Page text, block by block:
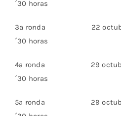
´30 horas
3ª ronda 22
´30 horas
4ª ronda 29
´30 horas
5ª ronda 29